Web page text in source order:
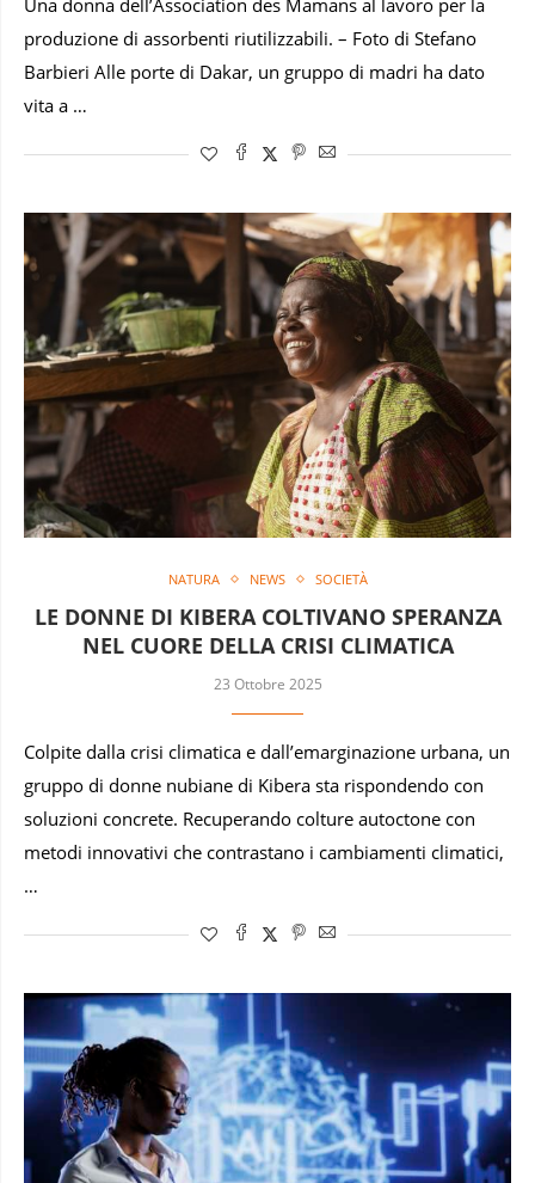
Una donna dell’Association des Mamans al lavoro per la
produzione di assorbenti riutilizzabili. – Foto di Stefano
Barbieri Alle porte di Dakar, un gruppo di madri ha dato
vita a …
NATURA NEWS SOCIETÀ
LE DONNE DI KIBERA COLTIVANO SPERANZA
NEL CUORE DELLA CRISI CLIMATICA
23 Ottobre 2025
Colpite dalla crisi climatica e dall’emarginazione urbana, un
gruppo di donne nubiane di Kibera sta rispondendo con
soluzioni concrete. Recuperando colture autoctone con
metodi innovativi che contrastano i cambiamenti climatici,
…